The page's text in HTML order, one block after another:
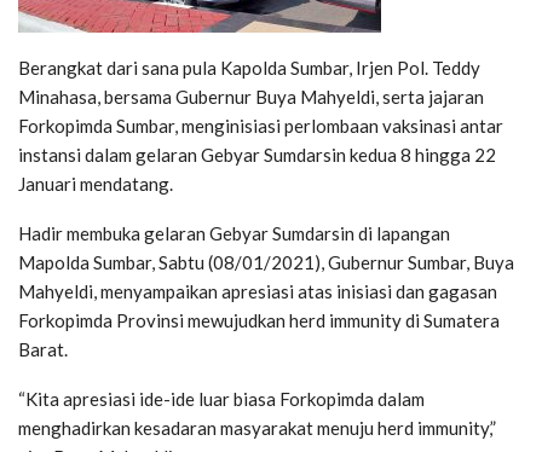
Berangkat dari sana pula Kapolda Sumbar, Irjen Pol. Teddy
Minahasa, bersama Gubernur Buya Mahyeldi, serta jajaran
Forkopimda Sumbar, menginisiasi perlombaan vaksinasi antar
instansi dalam gelaran Gebyar Sumdarsin kedua 8 hingga 22
Januari mendatang.
Hadir membuka gelaran Gebyar Sumdarsin di lapangan
Mapolda Sumbar, Sabtu (08/01/2021), Gubernur Sumbar, Buya
Mahyeldi, menyampaikan apresiasi atas inisiasi dan gagasan
Forkopimda Provinsi mewujudkan herd immunity di Sumatera
Barat.
“Kita apresiasi ide-ide luar biasa Forkopimda dalam
menghadirkan kesadaran masyarakat menuju herd immunity,”